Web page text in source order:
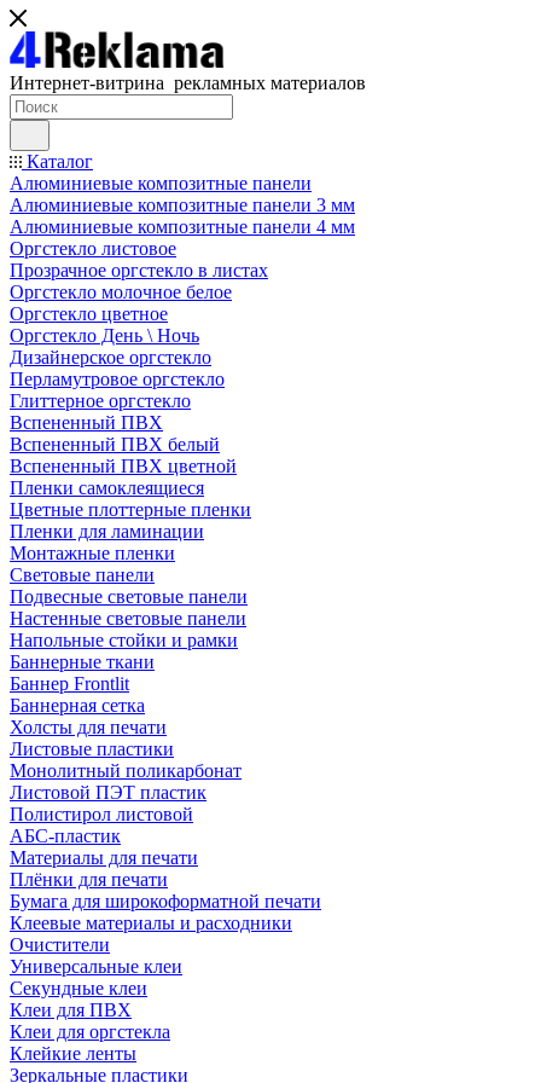
Интернет-витрина рекламных материалов
Каталог
Алюминиевые композитные панели
Алюминиевые композитные панели 3 мм
Алюминиевые композитные панели 4 мм
Оргстекло листовое
Прозрачное оргстекло в листах
Оргстекло молочное белое
Оргстекло цветное
Оргстекло День \ Ночь
Дизайнерское оргстекло
Перламутровое оргстекло
Глиттерное оргстекло
Вспененный ПВХ
Вспененный ПВХ белый
Вспененный ПВХ цветной
Пленки самоклеящиеся
Цветные плоттерные пленки
Пленки для ламинации
Монтажные пленки
Световые панели
Подвесные световые панели
Настенные световые панели
Напольные стойки и рамки
Баннерные ткани
Баннер Frontlit
Баннерная сетка
Холсты для печати
Листовые пластики
Монолитный поликарбонат
Листовой ПЭТ пластик
Полистирол листовой
АБС-пластик
Материалы для печати
Плёнки для печати
Бумага для широкоформатной печати
Клеевые материалы и расходники
Очистители
Универсальные клеи
Секундные клеи
Клеи для ПВХ
Клеи для оргстекла
Клейкие ленты
Зеркальные пластики